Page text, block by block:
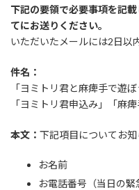
下記の要領で必要事項を記載
てにお送りください。
いただいたメールには2日以
件名：
「ヨミトリ君と麻痺手で遊
「ヨミトリ君申込み」「麻
本文： 下記項目についてお知
お名前
お電話番号（当日の